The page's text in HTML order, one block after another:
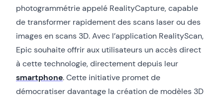
photogrammétrie appelé RealityCapture, capable
de transformer rapidement des scans laser ou des
images en scans 3D. Avec l’application RealityScan,
Epic souhaite offrir aux utilisateurs un accès direct
à cette technologie, directement depuis leur
smartphone. Cette initiative promet de
démocratiser davantage la création de modèles 3D